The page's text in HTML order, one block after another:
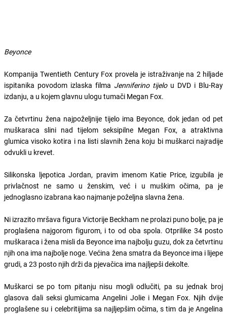
Beyonce
Kompanija Twentieth Century Fox provela je istraživanje na 2 hiljade
ispitanika povodom izlaska filma Jenniferino tijelou DVD i Blu-Ray
izdanju, a u kojem glavnu ulogu tumači Megan Fox.
Za četvrtinu žena najpoželjnije tijelo ima Beyonce, dok jedan od pet
muškaraca slini nad tijelom seksipilne Megan Fox, a atraktivna
glumica visoko kotira i na listi slavnih žena koju bi muškarci najradije
odvukli u krevet.
Silikonska ljepotica Jordan, pravim imenom Katie Price, izgubila je
privlačnost ne samo u ženskim, već i u muškim očima, pa je
jednoglasno izabrana kao najmanje poželjna slavna žena.
Ni izrazito mršava figura Victorije Beckham ne prolazi puno bolje, pa je
proglašena najgorom figurom, i to od oba spola. Otprilike 34 posto
muškaraca i žena misli da Beyonce ima najbolju guzu, dok za četvrtinu
njih ona ima najbolje noge. Većina žena smatra da Beyonce ima i lijepe
grudi, a 23 posto njih drži da pjevačica ima najljepši dekolte.
Muškarci se po tom pitanju nisu mogli odlučiti, pa su jednak broj
glasova dali seksi glumicama Angelini Jolie i Megan Fox. Njih dvije
proglašene su i celebritijima sa najljepšim očima, s tim da je Angelina